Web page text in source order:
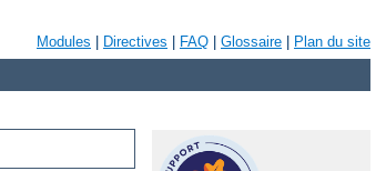
Modules Directives FAQ Glossaire Plan du site